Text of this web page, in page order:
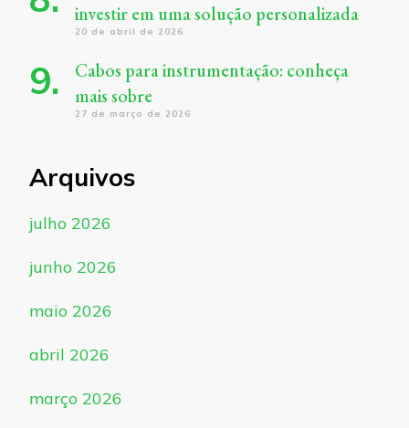
investir em uma solução personalizada
20 de abril de 2026
Cabos para instrumentação: conheça
mais sobre
27 de março de 2026
Arquivos
julho 2026
junho 2026
maio 2026
abril 2026
março 2026